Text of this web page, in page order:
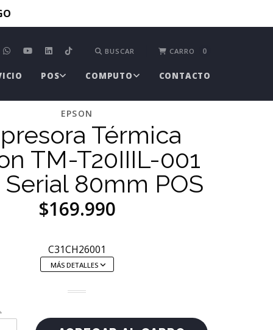
BUSCAR CARRO 0
POS COMPUTO CONTACTO
EPSON
Térmica
TM-T20IIIL-001
Serial 80mm POS
$169.990
C31CH26001
MÁS DETALLES